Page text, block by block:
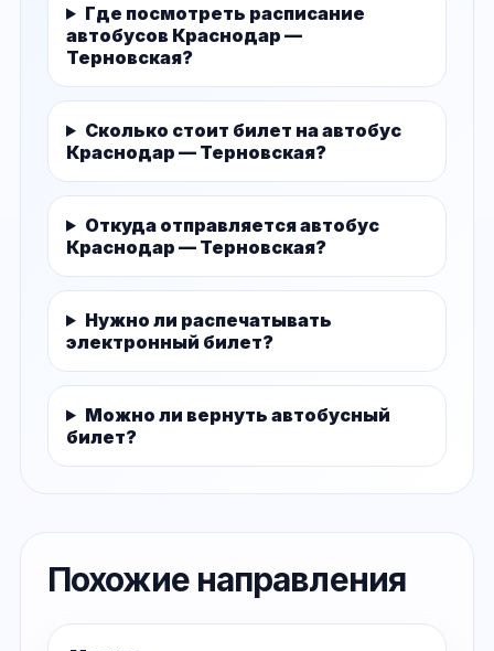
Где посмотреть расписание
автобусов Краснодар —
Терновская?
Сколько стоит билет на автобус
Краснодар — Терновская?
Откуда отправляется автобус
Краснодар — Терновская?
Нужно ли распечатывать
электронный билет?
Можно ли вернуть автобусный
билет?
Похожие направления